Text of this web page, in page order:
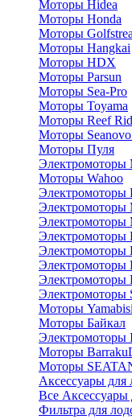
Моторы Hidea
Моторы Honda
Моторы
Моторы Hangkai
Моторы HDX
Моторы Parsun
Моторы Sea-Pro
Моторы Toyama
Моторы Reef
Моторы
Моторы Пуля
Электромоторы
Моторы Wahoo
Электромоторы
Электромоторы
Электромоторы
Электромоторы
Электромоторы
Электромоторы
Электромоторы
Электромоторы
Моторы Yamabisi
Моторы Байкал
Электромоторы
Моторы
Моторы
Аксессуары для
Все Аксессуары
Фильтра для